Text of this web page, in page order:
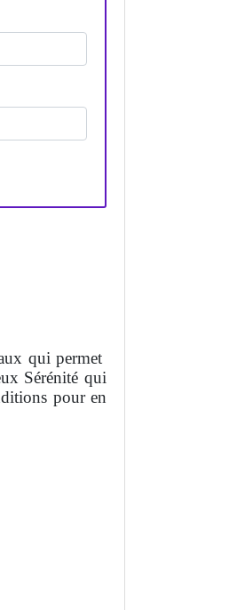
qui permet
Sérénité qui
pour en